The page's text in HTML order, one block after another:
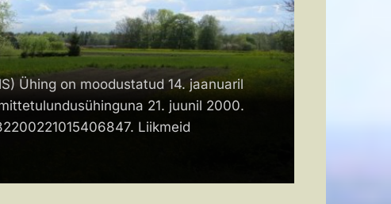
Ühing on moodustatud 14. jaanuaril
21. juunil 2000.
Liikmeid